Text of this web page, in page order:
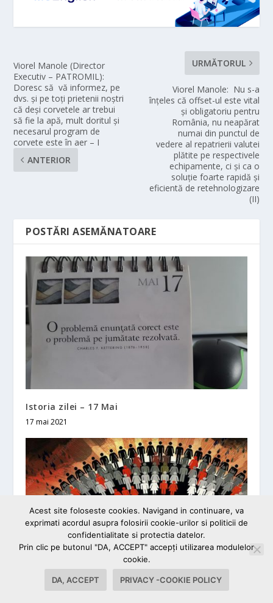
Viorel Manole (Director
Executiv – PATROMIL):
Doresc să vă informez, pe
dvs. și pe toți prietenii noștri
că deși corvetele ar trebui
să fie la apă, mult doritul și
necesarul program de
corvete este în aer – I
ANTERIOR
URMĂTORUL
Viorel Manole: Nu s-a
înțeles că offset-ul este vital
și obligatoriu pentru
România, nu neapărat
numai din punctul de
vedere al repatrierii valutei
plătite pe respectivele
echipamente, ci și ca o
soluție foarte rapidă și
eficientă de retehnologizare
(II)
POSTĂRI ASEMĂNATOARE
Istoria zilei – 17 Mai
17 mai 2021
Suprapopularea. Scurtă istorie a unui mit
Acest site foloseste cookies. Navigand in continuare, va
exprimati acordul asupra folosirii cookie-urilor si politicii de
confidentialitate si protectia datelor.
Prin clic pe butonul "DA, ACCEPT" accepţi utilizarea modulelor
cookie.
DA, ACCEPT PRIVACY -COOKIE POLICY